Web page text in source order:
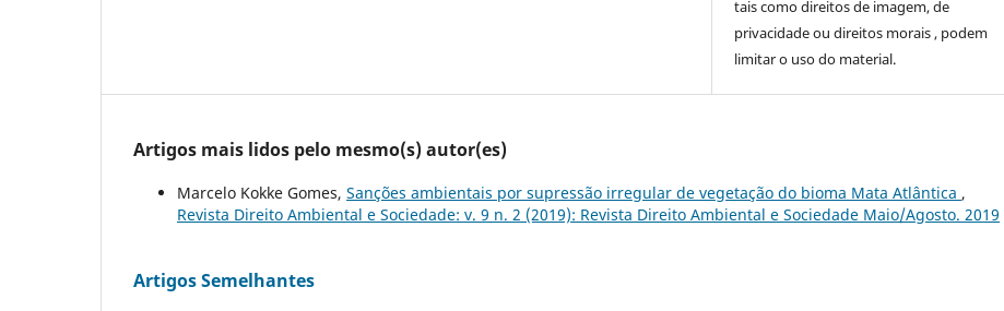
tais como direitos de imagem, de
privacidade ou direitos morais , podem
limitar o uso do material.
Artigos mais lidos pelo mesmo(s) autor(es)
Marcelo Kokke Gomes, Sanções ambientais por supressão irregular de vegetação do bioma Mata Atlântica ,
Revista Direito Ambiental e Sociedade: v. 9 n. 2 (2019): Revista Direito Ambiental e Sociedade Maio/Agosto. 2019
Artigos Semelhantes